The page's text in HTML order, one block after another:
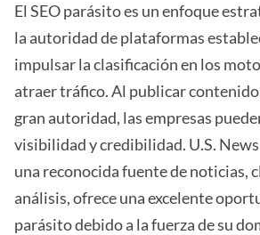
El SEO parásito es un enfoque
la autoridad de plataformas
impulsar la clasificación en los
atraer tráfico. Al publicar
gran autoridad, las empresas
visibilidad y credibilidad. U.S.
una reconocida fuente de noticias,
análisis, ofrece una excelente
parásito debido a la fuerza de su